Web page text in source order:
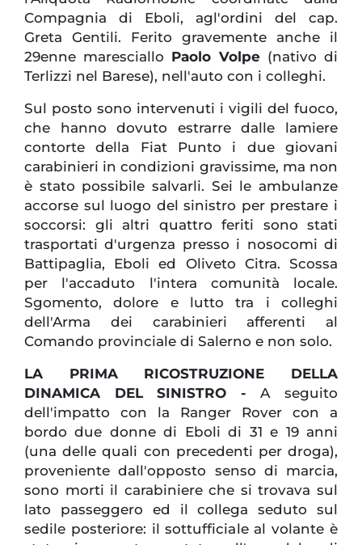
Compagnia di Eboli, agl'ordini del cap.
Greta Gentili. Ferito gravemente anche il
29enne maresciallo Paolo Volpe (nativo di
Terlizzi nel Barese), nell'auto con i colleghi.
Sul posto sono intervenuti i vigili del fuoco,
che hanno dovuto estrarre dalle lamiere
contorte della Fiat Punto i due giovani
carabinieri in condizioni gravissime, ma non
è stato possibile salvarli. Sei le ambulanze
accorse sul luogo del sinistro per prestare i
soccorsi: gli altri quattro feriti sono stati
trasportati d'urgenza presso i nosocomi di
Battipaglia, Eboli ed Oliveto Citra. Scossa
per l'accaduto l'intera comunità locale.
Sgomento, dolore e lutto tra i colleghi
dell'Arma dei carabinieri afferenti al
Comando provinciale di Salerno e non solo.
LA PRIMA RICOSTRUZIONE DELLA
DINAMICA DEL SINISTRO - A seguito
dell'impatto con la Ranger Rover con a
bordo due donne di Eboli di 31 e 19 anni
(una delle quali con precedenti per droga),
proveniente dall'opposto senso di marcia,
sono morti il carabiniere che si trovava sul
lato passeggero ed il collega seduto sul
sedile posteriore: il sottufficiale al volante è